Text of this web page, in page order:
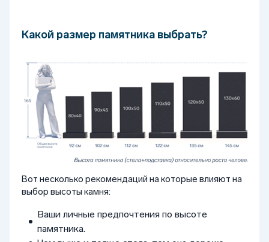
Какой размер памятника выбрать?
Вот несколько рекомендаций на которые влияют на
выбор высоты камня:
Ваши личные предпочтения по высоте
памятника.